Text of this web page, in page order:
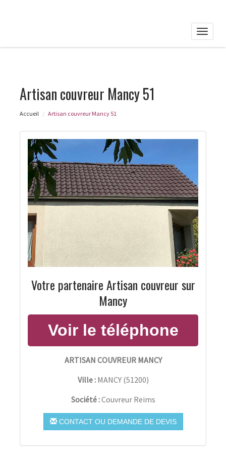
Toggle
Artisan couvreur Mancy 51
Accueil Artisan couvreur Mancy 51
Votre partenaire Artisan couvreur sur
Mancy
ARTISAN COUVREUR MANCY
Ville : MANCY(51200)
Société :Couvreur Reims
CONTACT OU DEMANDE DE DEVIS